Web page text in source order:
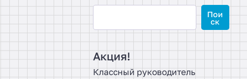
Пои
ск
Акция!
Классный руководитель